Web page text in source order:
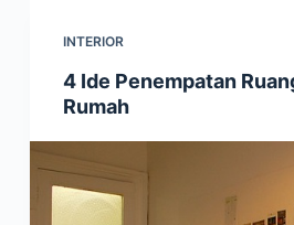
INTERIOR
4 Ide Penempatan
Rumah